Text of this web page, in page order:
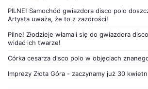
PILNE! Samochód gwiazdora disco polo
Artysta uważa, że to z zazdrości!
Pilne! Złodzieje włamali się do gwiazdora
widać ich twarze!
Córka cesarza disco polo w objęciach
Imprezy Złota Góra - zaczynamy już 30